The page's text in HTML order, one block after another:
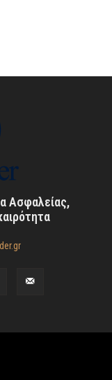
Ασφαλείας,